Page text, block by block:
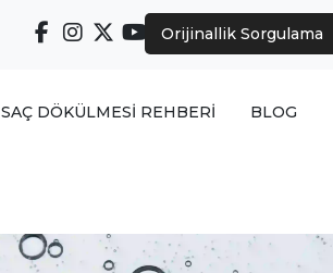
Orijinallik Sorgulama
SAÇ DÖKÜLMESİ REHBERİ BLOG